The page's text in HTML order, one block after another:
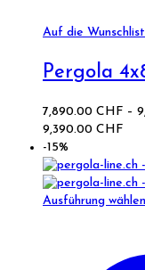
Auf die
Pergola
7,890.00 CHF –
9,390.00 CHF
-15%
Ausführung wählen